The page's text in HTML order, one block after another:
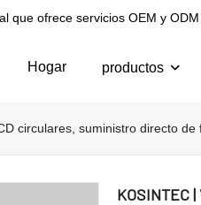
que ofrece servicios OEM y
Hogar productos
circulares, suministro directo de
KOSINTEC